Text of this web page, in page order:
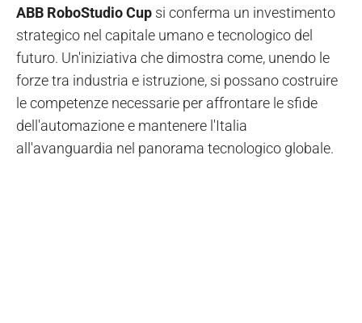
ABB RoboStudio Cup si conferma un investimento
strategico nel capitale umano e tecnologico del
futuro. Un'iniziativa che dimostra come, unendo le
forze tra industria e istruzione, si possano costruire
le competenze necessarie per affrontare le sfide
dell'automazione e mantenere l'Italia
all'avanguardia nel panorama tecnologico globale.